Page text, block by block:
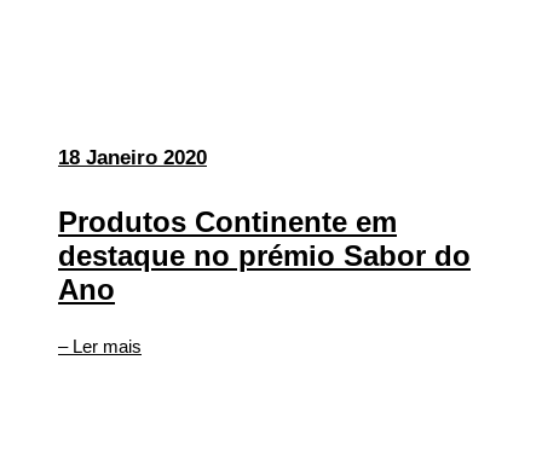
18 Janeiro 2020
Produtos Continente em
destaque no prémio Sabor do
Ano
– Ler mais